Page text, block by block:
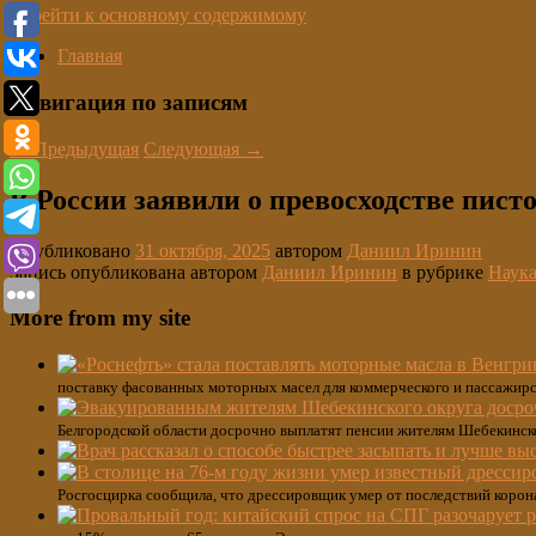
Перейти к основному содержимому
Главная
Навигация по записям
←Предыдущая Следующая →
В России заявили о превосходстве
Опубликовано 31 октября, 2025 автором Даниил Иринин
Запись опубликована автором Даниил Иринин в рубрике
More from my site
поставку фасованных моторных масел для коммерческого и
Белгородской области досрочно выплатят пенсии жителям
Росгосцирка сообщила, что дрессировщик умер от последствий